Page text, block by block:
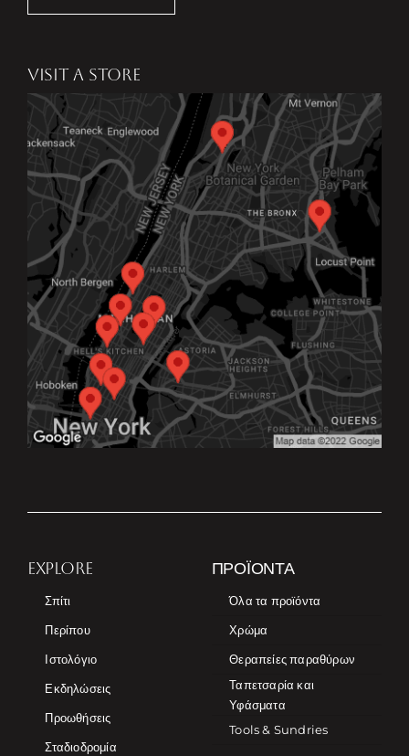
VISIT A STORE
EXPLORE
Σπίτι
Περίπου
Ιστολόγιο
Εκδηλώσεις
Προωθήσεις
Σταδιοδρομία
ΠΡΟΪΌΝΤΑ
Όλα τα προϊόντα
Χρώμα
Θεραπείες παραθύρων
Ταπετσαρία και
Υφάσματα
Tools & Sundries